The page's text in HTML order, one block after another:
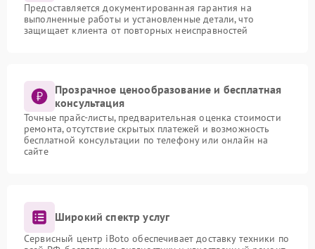
Предоставляется документированная гарантия на
выполненные работы и установленные детали, что
защищает клиента от повторных неисправностей
Прозрачное ценообразование и бесплатная
консультация
Точные прайс-листы, предварительная оценка стоимости
ремонта, отсутствие скрытых платежей и возможность
бесплатной консультации по телефону или онлайн на
сайте
Широкий спектр услуг
Сервисный центр iBoto обеспечивает доставку техники по